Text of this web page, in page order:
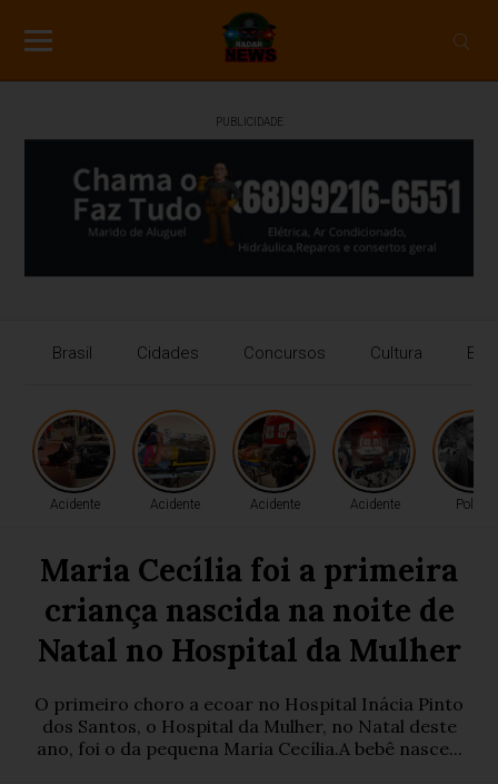
PUBLICIDADE
Brasil Cidades Concursos Cultura
Acidente Acidente Acidente Acidente Polícia
Maria Cecília foi a primeira
criança nascida na noite de
Natal no Hospital da Mulher
O primeiro choro a ecoar no Hospital Inácia Pinto
dos Santos, o Hospital da Mulher, no Natal deste
ano, foi o da pequena Maria Cecília.A bebê nasce...